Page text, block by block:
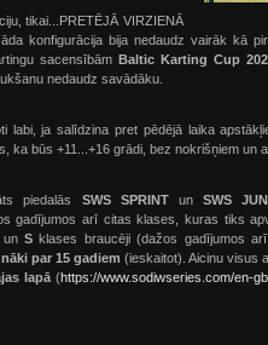
tikai...PRETĒJĀ VIRZIENĀ
konfigurācija bija nedaudz vairāk kā
sacensībām Baltic Karting Cup
nedaudz savādāku.
labi, ja salīdzina pret pēdējā laika
ka būs +11...+16 grādi, bez nokrišņiem un
piedalās SWS SPRINTun SWS
gadījumos arī citas klases, kuras tiks
unS klases braucēji (dažos gadījumos
par 15 gadiem (ieskaitot). Aicinu visus
lapā(https://www.sodiwseries.com/en-